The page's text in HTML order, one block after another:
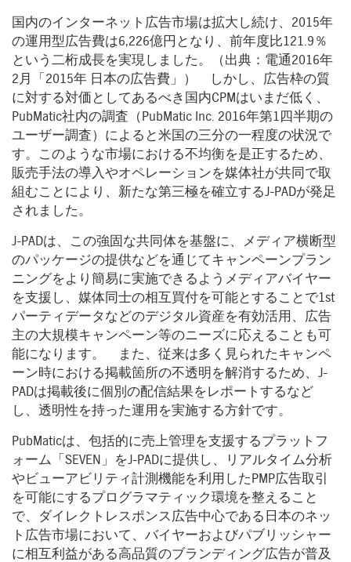
国内のインターネット広告市場は拡大し続け、2015年
の運用型広告費は6,226億円となり、前年度比121.9％
という二桁成長を実現しました。（出典：電通2016年
2月「2015年 日本の広告費」） しかし、広告枠の質
に対する対価としてあるべき国内CPMはいまだ低く、
PubMatic社内の調査（PubMatic Inc. 2016年第1四半期の
ユーザー調査）によると米国の三分の一程度の状況で
す。このような市場における不均衡を是正するため、
販売手法の導入やオペレーションを媒体社が共同で取
組むことにより、新たな第三極を確立するJ-PADが発足
されました。
J-PADは、この強固な共同体を基盤に、メディア横断型
のパッケージの提供などを通じてキャンペーンプラン
ニングをより簡易に実施できるようメディアバイヤー
を支援し、媒体同士の相互買付を可能とすることで1st
パーティデータなどのデジタル資産を有効活用、広告
主の大規模キャンペーン等のニーズに応えることも可
能になります。 また、従来は多く見られたキャンペ
ーン時における掲載箇所の不透明を解消するため、J-
PADは掲載後に個別の配信結果をレポートするなど
し、透明性を持った運用を実施する方針です。
PubMaticは、包括的に売上管理を支援するプラットフ
ォーム「SEVEN」をJ-PADに提供し、リアルタイム分析
やビューアビリティ計測機能を利用したPMP広告取引
を可能にするプログラマティック環境を整えること
で、ダイレクトレスポンス広告中心である日本のネッ
ト広告市場において、バイヤーおよびパブリッシャー
に相互利益がある高品質のブランディング広告が普及